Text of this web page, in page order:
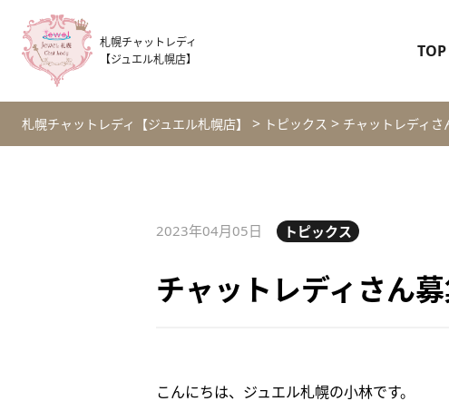
札幌チャットレディ
【ジュエル札幌店】
TOP
札幌チャットレディ【ジュエル札幌店】 > トピックス > チャットレディさ
2023年04月05日 トピックス
チャットレディさん募
こんにちは、ジュエル札幌の小林です。